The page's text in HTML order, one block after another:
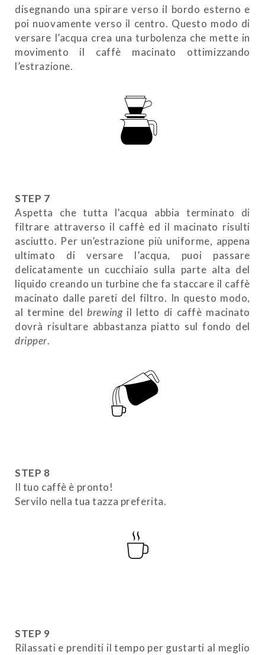
disegnando una spirare verso il bordo esterno e
poi nuovamente verso il centro. Questo modo di
versare l’acqua crea una turbolenza che mette in
movimento il caffè macinato ottimizzando
l’estrazione.
STEP 7
Aspetta che tutta l’acqua abbia terminato di
filtrare attraverso il caffè ed il macinato risulti
asciutto. Per un’estrazione più uniforme, appena
ultimato di versare l’acqua, puoi passare
delicatamente un cucchiaio sulla parte alta del
liquido creando un turbine che fa staccare il caffè
macinato dalle pareti del filtro. In questo modo,
al termine delbrewing il letto di caffè macinato
dovrà risultare abbastanza piatto sul fondo del
dripper.
STEP 8
Il tuo caffè è pronto!
Servilo nella tua tazza preferita.
STEP 9
Rilassati e prenditi il tempo per gustarti al meglio